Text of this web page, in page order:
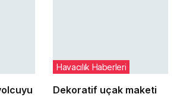
Dekoratif uçak maketi
Havacılık Haberleri